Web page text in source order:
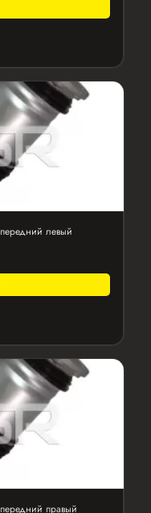
левый
правый